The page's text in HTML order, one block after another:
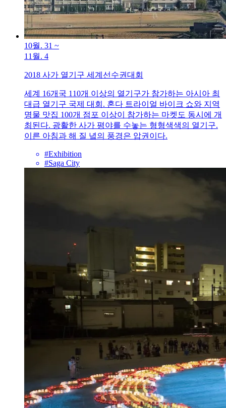
10월. 31 ~
11월. 4
2018 사가 열기구 세계선수권대회
세계 16개국 110개 이상의 열기구가 참가하는 아시아 최
대급 열기구 국제 대회. 혼다 트라이얼 바이크 쇼와 지역
명물 맛집 100개 점포 이상이 참가하는 마켓도 동시에 개
최된다. 광활한 사가 평야를 수놓는 형형색색의 열기구.
이른 아침과 해 질 녘의 풍경은 압권이다.
#Exhibition
#Saga City